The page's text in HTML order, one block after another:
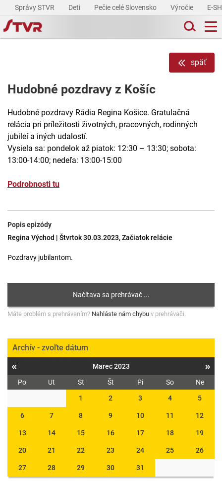
Správy STVR Deti Pečie celé Slovensko Výročie E-
späť
Hudobné pozdravy z Košíc
Hudobné pozdravy Rádia Regina Košice. Gratulačná
relácia pri príležitosti životných, pracovných, rodinných
jubileí a iných udalostí.
Vysiela sa: pondelok až piatok: 12:30 – 13:30; sobota:
13:00-14:00; nedeľa: 13:00-15:00
Podrobnosti tu
Popis epizódy
Regina Východ | Štvrtok 30.03.2023, Začiatok relácie
Pozdravy jubilantom.
Máte problém s prehrávaním? Nahláste nám chybu v prehrávači.
Archív - zvoľte dátum
« Marec 2023 »
Po Ut St Št Pi So
Ne
1
2 3 4 5
6 7 8 9 10 11 12
13 14 15 16 17 18 19
20 21 22 23 24 25 26
27 28 29 30 31